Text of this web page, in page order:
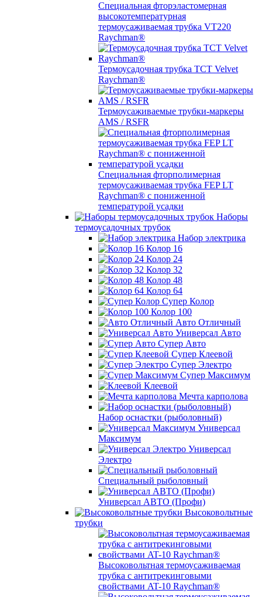
Специальная фторэластомерная
высокотемпературная
термоусаживаемая трубка VT220
Raychman®
Термоусадочная трубка TCT Velvet
Raychman®
Термоусаживаемые трубки-маркеры
AMS / RSFR
Специальная фторполимерная
термоусаживаемая трубка FEP LT
Raychman® с пониженной
температурой усадки
Наборы
термоусадочных трубок
Набор электрика
Колор 16
Колор 24
Колор 32
Колор 48
Колор 64
Супер Колор
Колор 100
Авто Отличный
Универсал Авто
Супер Авто
Супер Клеевой
Супер Электро
Супер Максимум
Клеевой
Мечта карполова
Набор оснастки (рыболовный)
Универсал
Максимум
Универсал
Электро
Специальный рыболовный
Универсал АВТО (Профи)
Высоковольтные
трубки
Высоковольтная термоусаживаемая
трубка с антитрекинговыми
свойствами AT-10 Raychman®